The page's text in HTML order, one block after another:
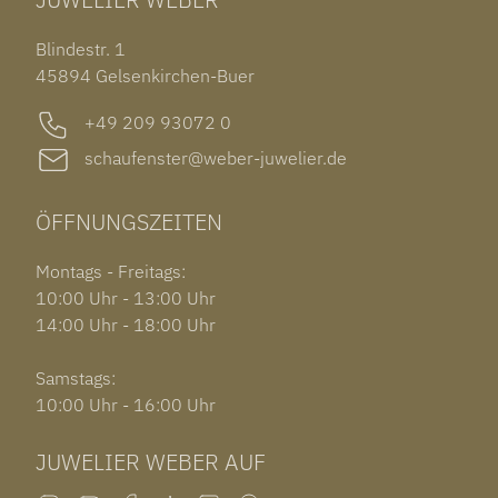
OUT OF COLLECTION
GARMIN VENU 3S
Blindestr. 1
45894 Gelsenkirchen-Buer
+49 209 93072 0
schaufenster@weber-juwelier.de
ÖFFNUNGSZEITEN
Montags - Freitags:
10:00 Uhr - 13:00 Uhr
14:00 Uhr - 18:00 Uhr
Samstags:
10:00 Uhr - 16:00 Uhr
JUWELIER WEBER AUF